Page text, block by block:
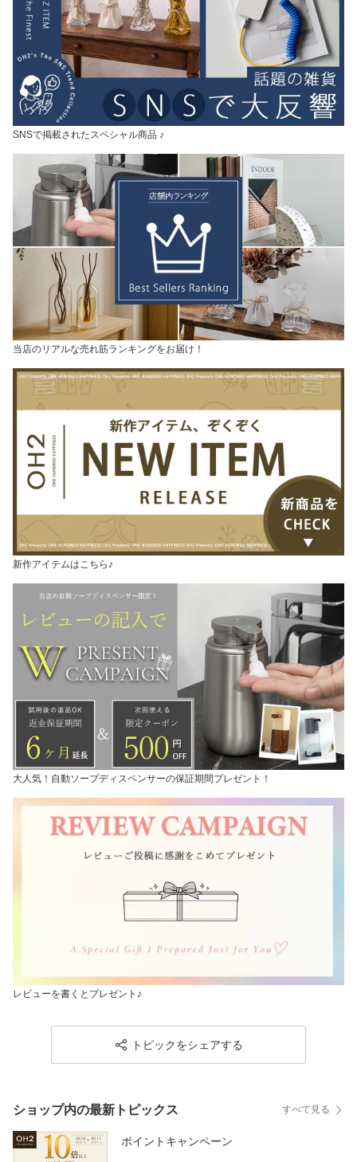
SNSで掲載されたスペシャル商品 ♪
当店のリアルな売れ筋ランキングをお届け！
新作アイテムはこちら♪
大人気！自動ソープディスペンサーの保証期間プレゼント！
レビューを書くとプレゼント♪
トピックをシェアする
ショップ内の最新トピックス すべて見る
ポイントキャンペーン